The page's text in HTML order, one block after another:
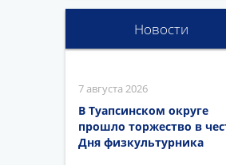
Новости
7 августа 2026
В Туапсинском округе
прошло торжество в
Дня физкультурника